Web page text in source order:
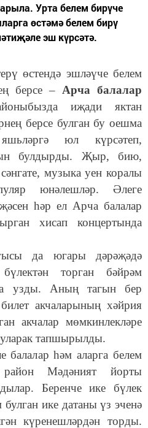
Урта белем бирүче
өстәмә белем бирү
эш күрсәтә.
өстендә эшләүче белем
берсе – Арча балалар
иҗади яктан
берсе булган бу оешма
юл күрсәтеп,
булдырды. Җыр, бию,
музыка уен коралы
юнәлешләр. Әлеге
һәр ел Арча балалар
хисап концертында
да югары дәрәҗәдә
торган бәйрәм
узды. Аның тагын бер
акчаларының хәйрия
акчалар мөмкинлекләре
тапшырылды.
балалар һәм аларга белем
Мәдәният йорты
Беренче ике бүлек
ике датаны үз эченә
күренешләрдән торды.